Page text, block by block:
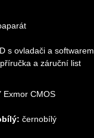
s ovladači a softwarem
a záruční list
Exmor CMOS
černobílý